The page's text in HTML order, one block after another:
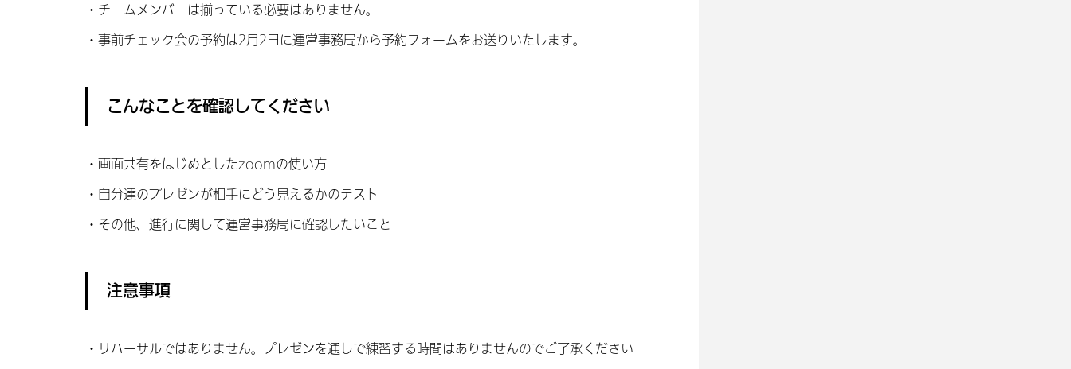
・チームメンバーは揃っている必要はありません。
・事前チェック会の予約は2月2日に運営事務局から予約フォームをお送りいたします。
こんなことを確認してください
・画面共有をはじめとしたzoomの使い方
・自分達のプレゼンが相手にどう見えるかのテスト
・その他、進行に関して運営事務局に確認したいこと
注意事項
・リハーサルではありません。プレゼンを通しで練習する時間はありませんのでご了承ください